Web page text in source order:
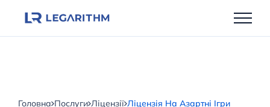
Головна Послуги Ліцензії Ліцензія На Азартні Ігри